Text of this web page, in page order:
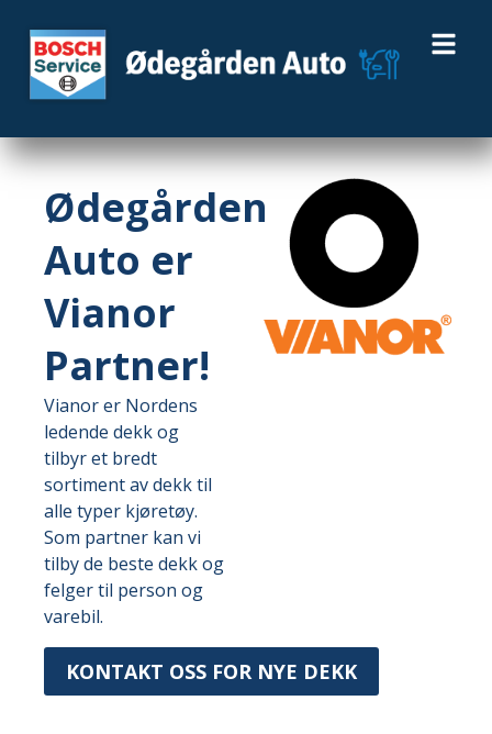
Ødegården
Auto er
Vianor
Partner!
Vianor er Nordens
ledende dekk og
tilbyr et bredt
sortiment av dekk til
alle typer kjøretøy.
Som partner kan vi
tilby de beste dekk og
felger til person og
varebil.
KONTAKT OSS FOR NYE DEKK